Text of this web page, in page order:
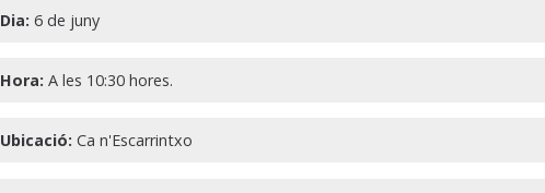
Dia: 6 de juny
Hora: A les 10:30 hores.
Ubicació: Ca n'Escarrintxo